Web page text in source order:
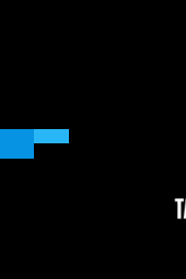
en Berlín